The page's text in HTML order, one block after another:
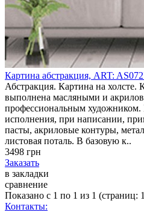
Картина абстракция, ART:
Абстракция. Картина на холсте.
выполнена масляными и
профессиональным художником.
исполнения, при написании,
пасты, акриловые контуры,
листовая поталь. В базовую к..
3498 грн
Заказать
в закладки
сравнение
Показано с 1 по 1 из 1 (страниц:
Контакты: